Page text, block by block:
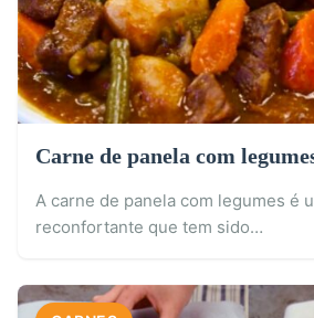
Carne de panela com
A carne de panela com legumes é
reconfortante que tem sido…